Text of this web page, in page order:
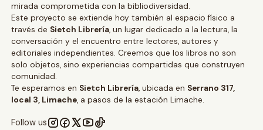
mirada comprometida con la bibliodiversidad.
Este proyecto se extiende hoy también al espacio físico a
través de Sietch Librería, un lugar dedicado a la lectura, la
conversación y el encuentro entre lectores, autores y
editoriales independientes. Creemos que los libros no son
solo objetos, sino experiencias compartidas que construyen
comunidad.
Te esperamos en Sietch Librería, ubicada en Serrano 317,
local 3, Limache, a pasos de la estación Limache.
Follow us